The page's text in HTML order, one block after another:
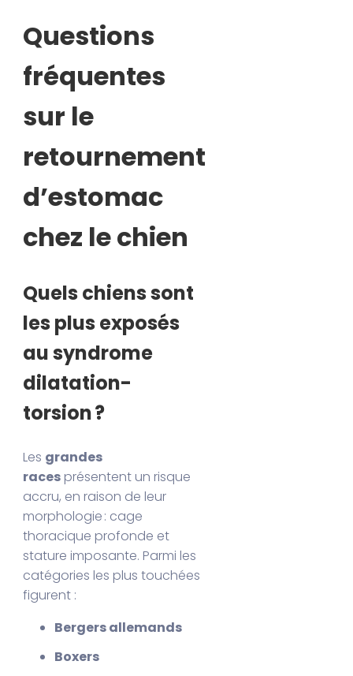
Questions
fréquentes
sur le
retournement
d’estomac
chez le chien
Quels chiens sont
les plus exposés
au syndrome
dilatation-
torsion ?
Les grandes
races présentent un risque
accru, en raison de leur
morphologie : cage
thoracique profonde et
stature imposante. Parmi les
catégories les plus touchées
figurent :
Bergers allemands
Boxers